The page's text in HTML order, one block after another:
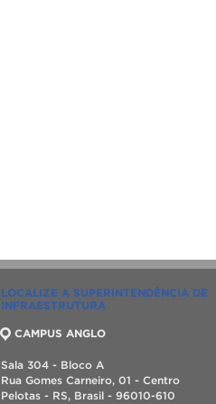
LOCALIZE A SUPERINTENDÊNCIA DE
INFRAESTRUTURA
CAMPUS ANGLO
Sala 304 - Bloco A
Rua Gomes Carneiro, 01 - Centro
Pelotas - RS, Brasil - 96010-610